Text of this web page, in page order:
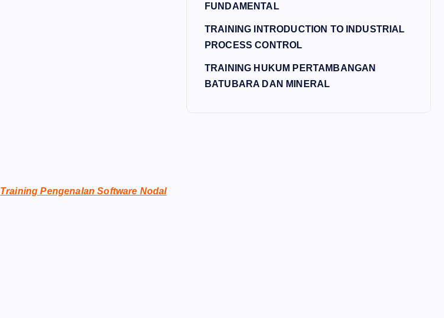
Training Pengenalan Software Nodal
FUNDAMENTAL
TRAINING INTRODUCTION TO INDUSTRIAL
PROCESS CONTROL
TRAINING HUKUM PERTAMBANGAN
BATUBARA DAN MINERAL